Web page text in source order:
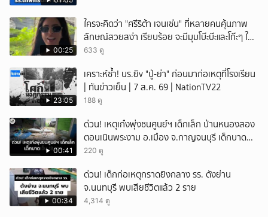
00:25
ใครจะคิดว่า "ศรีริต้า เจนเซ่น" ที่หลายคนคุ้นภาพ
ลักษณ์สวยสง่า เรียบร้อย จะมีมุมโบ๊ะบ๊ะและโก๊ะๆ ให้
ได้อมยิ้มเหมือนกัน งานนี้ทำเอาแฟนๆ ทั้งเอ็นดูทั้ง
633 ดู
23:05
เคราะห์ซ้ำ! นร.ยิv "ปู่-ย่า" ก่อนมาก่อเหตุที่โรงเรียน
| ทันข่าวเย็น | 7 ส.ค. 69 | NationTV22
188 ดู
00:41
ด่วน! เหตุเก๋งพุ่งชนศูนย์ฯ เด็กเล็ก บ้านหนองสอง
ตอนเนินพระงาม อ.เมือง จ.กาญจนบุรี เด็กบาด
เจ็บ 13 ราย
220 ดู
00:34
ด่วน! เด็กก่อเหตุกราดยิงกลาง รร. ดังย่าน
จ.นนทบุรี พบเสียชีวิตแล้ว 2 ราย
4,314 ดู